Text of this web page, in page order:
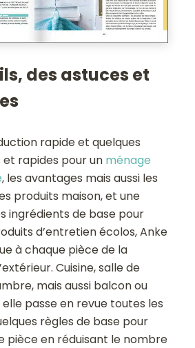
des astuces et
rapide et quelques
et rapides pour un ménage
, les avantages mais aussi les
produits maison, et une
ingrédients de base pour
d’entretien écolos, Anke
à chaque pièce de la
Cuisine, salle de
mais aussi balcon ou
passe en revue toutes les
règles de base pour
pièce en réduisant le nombre